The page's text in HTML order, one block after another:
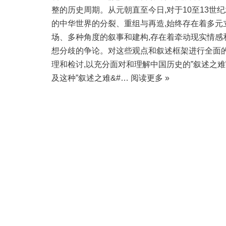
整的历史周期。从元朝直至今日,对于10至13世
的中华世界的分裂、重组与再造,始终存在着多元
场、多种角度的叙事和建构,存在着牵动现实情感
想分歧的争论。对这些观点和叙述框架进行全面
理和检讨,以充分面对和理解中国历史的”叙述之难
及这种”叙述之难&#… 阅读更多 »